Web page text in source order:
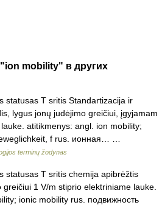
mobility" в других
statusas T sritis Standartizacija ir
lygus jonų judėjimo greičiui, įgyjamam
atitikmenys: angl. ion mobility;
f rus. ионная… …
terminų žodynas
statusas T sritis chemija apibrėžtis
1 V/m stiprio elektriniame lauke.
ionic mobility rus. подвижность